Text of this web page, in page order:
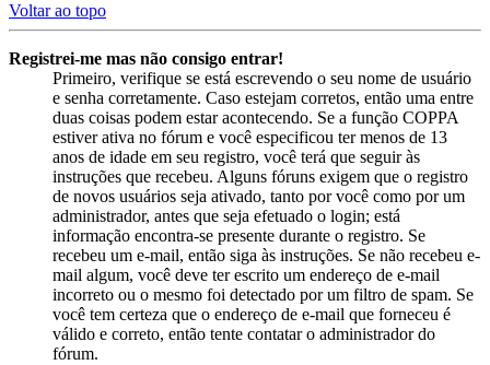
Voltar ao topo
Registrei-me mas não consigo entrar!
Primeiro, verifique se está escrevendo o seu nome de usuário
e senha corretamente. Caso estejam corretos, então uma entre
duas coisas podem estar acontecendo. Se a função COPPA
estiver ativa no fórum e você especificou ter menos de 13
anos de idade em seu registro, você terá que seguir às
instruções que recebeu. Alguns fóruns exigem que o registro
de novos usuários seja ativado, tanto por você como por um
administrador, antes que seja efetuado o login; está
informação encontra-se presente durante o registro. Se
recebeu um e-mail, então siga às instruções. Se não recebeu e-
mail algum, você deve ter escrito um endereço de e-mail
incorreto ou o mesmo foi detectado por um filtro de spam. Se
você tem certeza que o endereço de e-mail que forneceu é
válido e correto, então tente contatar o administrador do
fórum.